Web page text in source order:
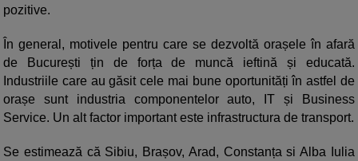
pozitive.
În general, motivele pentru care se dezvoltă orașele în afară
de București țin de forța de muncă ieftină și educată.
Industriile care au găsit cele mai bune oportunități în astfel de
orașe sunt industria componentelor auto, IT și Business
Service. Un alt factor important este infrastructura de transport.
Se estimează că Sibiu, Brașov, Arad, Constanța si Alba Iulia